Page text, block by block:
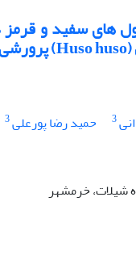
های سفید و
3 حمید رضا پورعلی3
شیلات، خرمشهر